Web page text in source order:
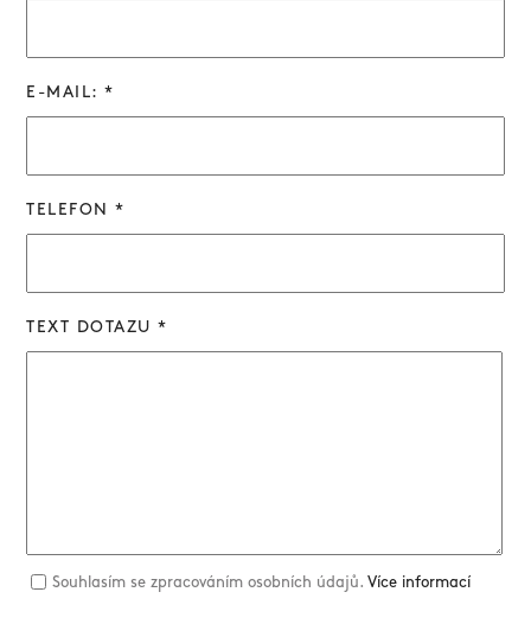
E-MAIL: *
TELEFON *
TEXT DOTAZU *
Souhlasím se zpracováním osobních údajů.Více informací